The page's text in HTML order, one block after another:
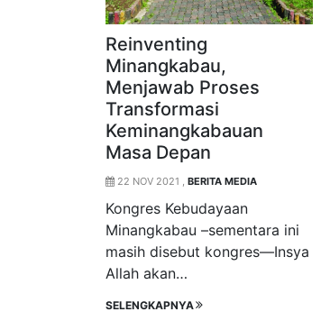
Reinventing
Minangkabau,
Menjawab Proses
Transformasi
Keminangkabauan
Masa Depan
22 NOV 2021 , BERITA MEDIA
Kongres Kebudayaan
Minangkabau –sementara ini
masih disebut kongres—Insya
Allah akan…
SELENGKAPNYA